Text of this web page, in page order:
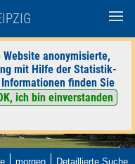
anonymisierte,
mit Hilfe der Statistik-
finden Sie
ich bin einverstanden
| morgen | Detaillierte Suche